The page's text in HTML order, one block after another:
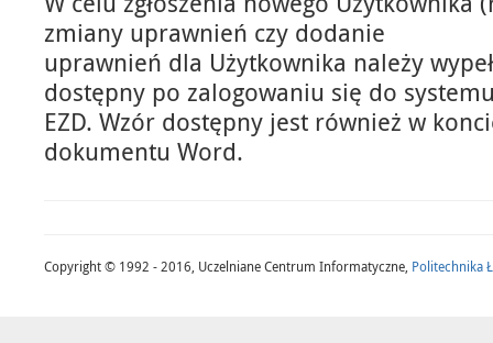
zmiany uprawnień czy dodanie
uprawnień dla Użytkownika należy
dostępny po zalogowaniu się do
EZD. Wzór dostępny jest również w
dokumentu Word.
Copyright © 1992 - 2016, Uczelniane Centrum Informatyczne, Politechnika